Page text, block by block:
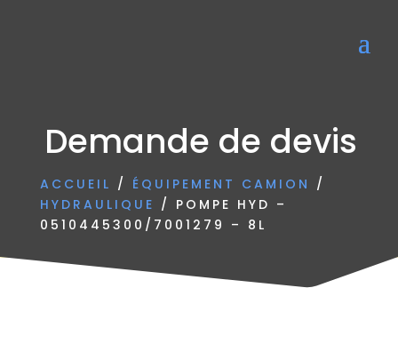
Demande de devis
ACCUEIL / ÉQUIPEMENT CAMION /
HYDRAULIQUE / POMPE HYD –
0510445300/7001279 – 8L